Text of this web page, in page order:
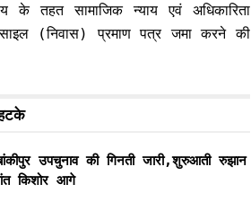
के तहत सामाजिक न्याय एवं अधिकारिता
(निवास) प्रमाण पत्र जमा करने की
उपचुनाव की गिनती जारी,शुरुआती रुझान
किशोर आगे